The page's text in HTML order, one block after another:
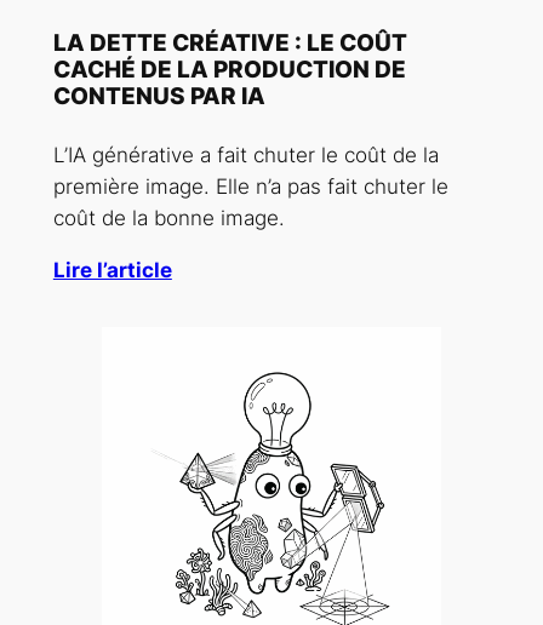
LA DETTE CRÉATIVE : LE COÛT
CACHÉ DE LA PRODUCTION DE
CONTENUS PAR IA
L’IA générative a fait chuter le coût de la
première image. Elle n’a pas fait chuter le
coût de la bonne image.
Lire l’article